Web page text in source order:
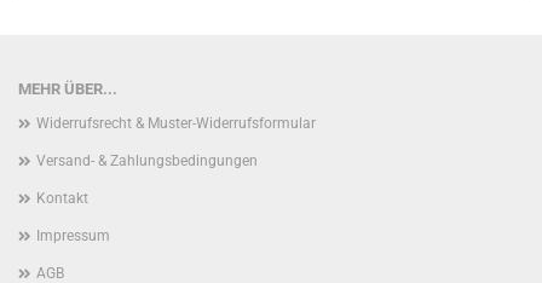
MEHR ÜBER...
Widerrufsrecht & Muster-Widerrufsformular
Versand- & Zahlungsbedingungen
Kontakt
Impressum
AGB